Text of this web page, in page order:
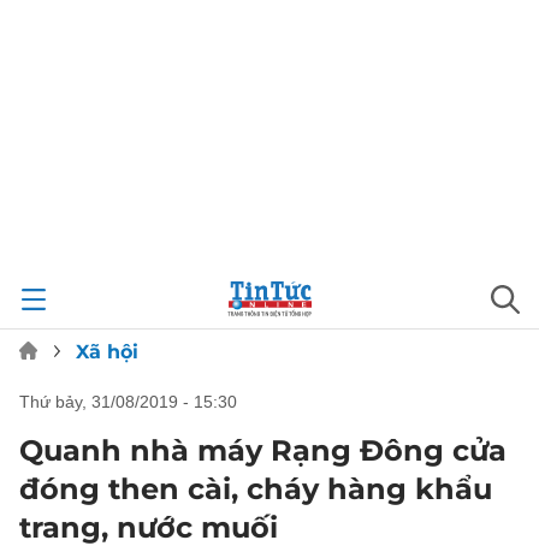
Xã hội
thứ bảy, 31/08/2019 - 15:30
Quanh nhà máy Rạng Đông cửa
đóng then cài, cháy hàng khẩu
trang, nước muối